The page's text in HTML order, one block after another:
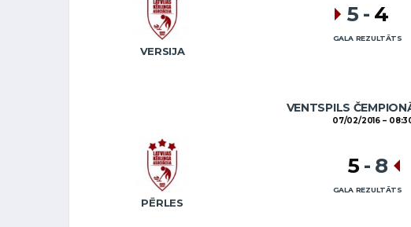
VERSIJA
5 - 4
GALA REZULTĀTS
VENTSPILS
07/02/2016
PĒRLES
5 - 8
GALA REZULTĀTS